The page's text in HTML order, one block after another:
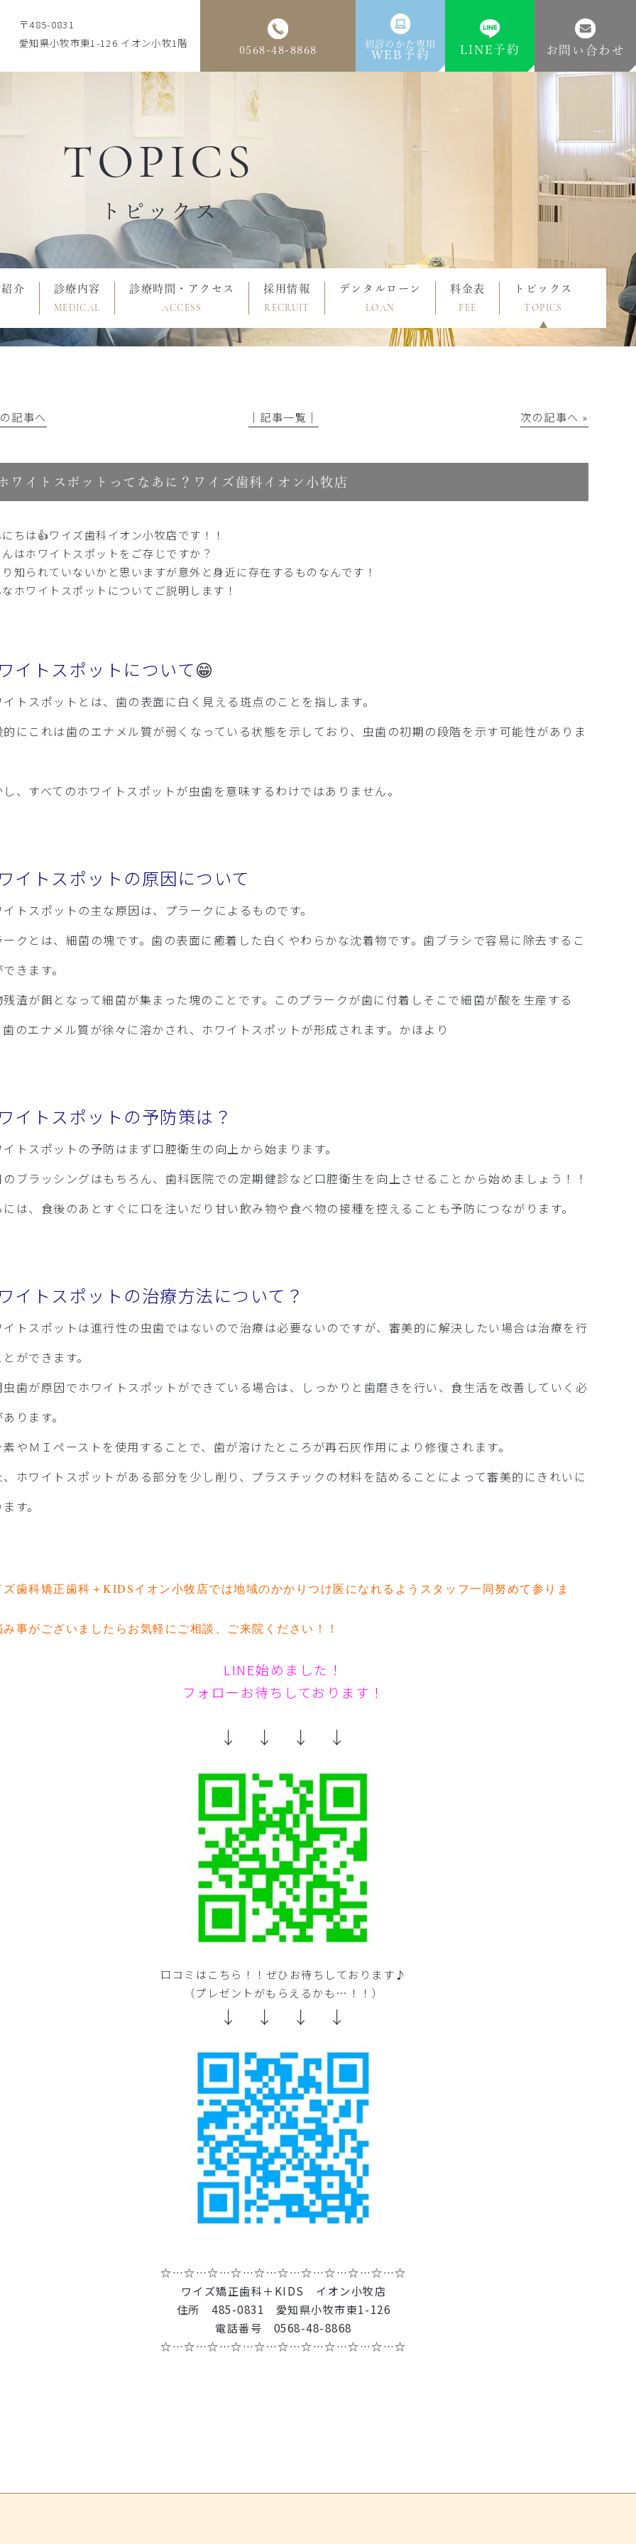
〒485-0831
愛知県小牧市東1-126 イオン小牧1階
0568-48-8868
初診のかた専用
WEB予約 LINE予約 お問い合わせ
介 診療内容
MEDICAL
診療時間・アクセス
ACCESS
採用情報
RECRUIT
デンタルローン
LOAN
料金表
FEE
トピックス
TOPICS
TOPICS
トピックス
記事へ │記事一覧│ 次の記事へ »
ワイトスポットってなあに？ワイズ歯科イオン小牧店
ちは👍ワイズ歯科イオン小牧店です！！
はホワイトスポットをご存じですか？
知られていないかと思いますが意外と身近に存在するものなんです！
ホワイトスポットについてご説明します！
イトスポットについて😁
トスポットとは、歯の表面に白く見える斑点のことを指します。
的にこれは歯のエナメル質が弱くなっている状態を示しており、虫歯の初期の段階を示す可能性がありま
、すべてのホワイトスポットが虫歯を意味するわけではありません。
イトスポットの原因について
トスポットの主な原因は、プラークによるものです。
ークとは、細菌の塊です。歯の表面に癒着した白くやわらかな沈着物です。歯ブラシで容易に除去するこ
きます。
残渣が餌となって細菌が集まった塊のことです。このプラークが歯に付着しそこで細菌が酸を生産する
のエナメル質が徐々に溶かされ、ホワイトスポットが形成されます。かほより
イトスポットの予防策は？
トスポットの予防はまず口腔衛生の向上から始まります。
のブラッシングはもちろん、歯科医院での定期健診など口腔衛生を向上させることから始めましょう！！
は、食後のあとすぐに口を注いだり甘い飲み物や食べ物の接種を控えることも予防につながります。
イトスポットの治療方法について？
イトスポットは進行性の虫歯ではないので治療は必要ないのですが、審美的に解決したい場合は治療を行
ができます。
虫歯が原因でホワイトスポットができている場合は、しっかりと歯磨きを行い、食生活を改善していく必
ります。
やＭＩペーストを使用することで、歯が溶けたところが再石灰作用により修復されます。
、ホワイトスポットがある部分を少し削り、プラスチックの材料を詰めることによって審美的にきれいに
す。
ズ歯科矯正歯科＋KIDSイオン小牧店では地域のかかりつけ医になれるようスタッフ一同努めて参りま
み事がございましたらお気軽にご相談、ご来院ください！！
LINE始めました！
フォローお待ちしております！
↓ ↓ ↓ ↓
口コミはこちら！！ぜひお待ちしております♪
（プレゼントがもらえるかも…！！）
↓ ↓ ↓ ↓
☆…☆…☆…☆…☆…☆…☆…☆…☆…☆…☆
ワイズ矯正歯科＋KIDS イオン小牧店
住所 485-0831 愛知県小牧市東1-126
電話番号 0568-48-8868
☆…☆…☆…☆…☆…☆…☆…☆…☆…☆…☆